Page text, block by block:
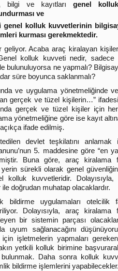
bilgi ve kayıtları genel
ve
genel kolluk kuvvetlerinin
kurması gerekmektedir.
geliyor. Acaba araç kiralayan
kolluk kuvveti nedir,
bulunuluyorsa ne yapmalı?
süre boyunca saklanmalı?
ve uygulama yönetmeliğinde
gerçek ve tüzel kişilerin…”
gerçek ve tüzel kişiler için
yönetmeliğine göre ise kayıt
ifade edilmiş.
devlet teşkilatını anlamak
5. maddesine göre “en
Buna göre, araç kiralama
sürekli olarak genel
kolluk kuvvetleridir. Dolayısıyla,
doğrudan muhatap olacaklardır.
bildirme uygulamaları otelcilik
Dolayısıyla, araç kiralama
bir sistemin parçası
uyum sağlanacağını
için işletmelerin yapmaları
yetkili kolluk birimine
Daha sonra kolluk
bildirme işlemlerini yapabilecekler.